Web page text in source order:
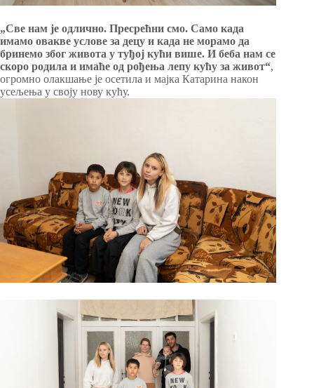
„Све нам је одлично. Пресрећни смо. Само када
имамо овакве услове за децу и када не морамо да
бринемо због живота у туђој кући више. И беба нам се
скоро родила и имаће од рођења лепу кућу за живот“,
огромно олакшање је осетила и мајка Катарина након
усељења у своју нову кућу.